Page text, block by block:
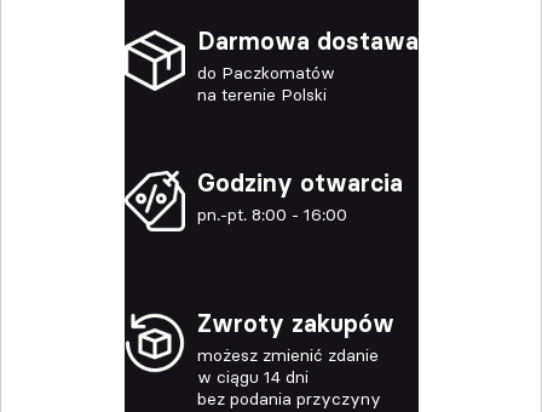
Darmowa dostawa
do Paczkomatów
na terenie Polski
Godziny otwarcia
pn.-pt. 8:00 - 16:00
Zwroty zakupów
możesz zmienić zdanie
w ciągu 14 dni
bez podania przyczyny